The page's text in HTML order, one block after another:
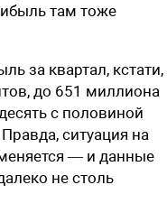
там тоже
за квартал, кстати,
до 651 миллиона
с половиной
ситуация на
— и данные
не столь